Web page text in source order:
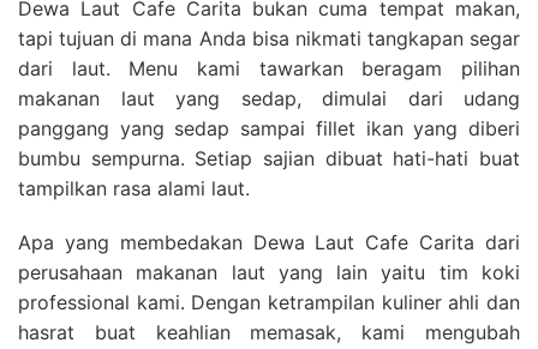
Dewa Laut Cafe Carita bukan cuma tempat makan,
tapi tujuan di mana Anda bisa nikmati tangkapan segar
dari laut. Menu kami tawarkan beragam pilihan
makanan laut yang sedap, dimulai dari udang
panggang yang sedap sampai fillet ikan yang diberi
bumbu sempurna. Setiap sajian dibuat hati-hati buat
tampilkan rasa alami laut.
Apa yang membedakan Dewa Laut Cafe Carita dari
perusahaan makanan laut yang lain yaitu tim koki
professional kami. Dengan ketrampilan kuliner ahli dan
hasrat buat keahlian memasak, kami mengubah